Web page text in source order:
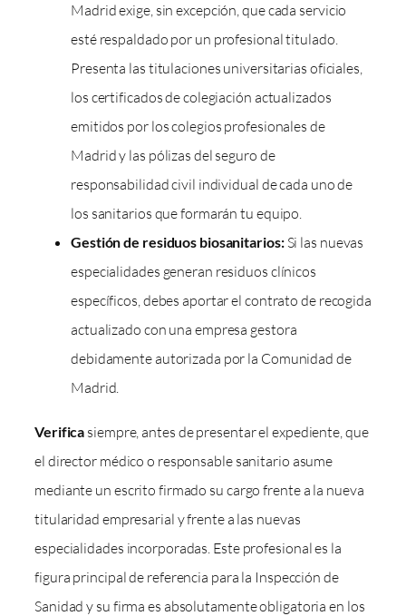
Madrid exige, sin excepción, que cada servicio
esté respaldado por un profesional titulado.
Presenta las titulaciones universitarias oficiales,
los certificados de colegiación actualizados
emitidos por los colegios profesionales de
Madrid y las pólizas del seguro de
responsabilidad civil individual de cada uno de
los sanitarios que formarán tu equipo.
Gestión de residuos biosanitarios:Si las nuevas
especialidades generan residuos clínicos
específicos, debes aportar el contrato de recogida
actualizado con una empresa gestora
debidamente autorizada por la Comunidad de
Madrid.
Verifica siempre, antes de presentar el expediente, que
el director médico o responsable sanitario asume
mediante un escrito firmado su cargo frente a la nueva
titularidad empresarial y frente a las nuevas
especialidades incorporadas. Este profesional es la
figura principal de referencia para la Inspección de
Sanidad y su firma es absolutamente obligatoria en los